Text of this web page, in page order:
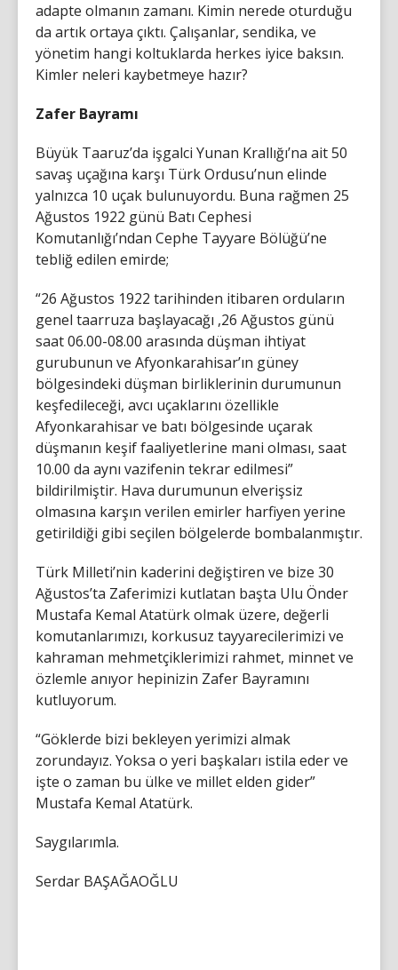
adapte olmanın zamanı. Kimin nerede oturduğu
da artık ortaya çıktı. Çalışanlar, sendika, ve
yönetim hangi koltuklarda herkes iyice baksın.
Kimler neleri kaybetmeye hazır?
Zafer Bayramı
Büyük Taaruz’da işgalci Yunan Krallığı’na ait 50
savaş uçağına karşı Türk Ordusu’nun elinde
yalnızca 10 uçak bulunuyordu. Buna rağmen 25
Ağustos 1922 günü Batı Cephesi
Komutanlığı’ndan Cephe Tayyare Bölüğü’ne
tebliğ edilen emirde;
“26 Ağustos 1922 tarihinden itibaren orduların
genel taarruza başlayacağı ,26 Ağustos günü
saat 06.00-08.00 arasında düşman ihtiyat
gurubunun ve Afyonkarahisar’ın güney
bölgesindeki düşman birliklerinin durumunun
keşfedileceği, avcı uçaklarını özellikle
Afyonkarahisar ve batı bölgesinde uçarak
düşmanın keşif faaliyetlerine mani olması, saat
10.00 da aynı vazifenin tekrar edilmesi”
bildirilmiştir. Hava durumunun elverişsiz
olmasına karşın verilen emirler harfiyen yerine
getirildiği gibi seçilen bölgelerde bombalanmıştır.
Türk Milleti’nin kaderini değiştiren ve bize 30
Ağustos’ta Zaferimizi kutlatan başta Ulu Önder
Mustafa Kemal Atatürk olmak üzere, değerli
komutanlarımızı, korkusuz tayyarecilerimizi ve
kahraman mehmetçiklerimizi rahmet, minnet ve
özlemle anıyor hepinizin Zafer Bayramını
kutluyorum.
“Göklerde bizi bekleyen yerimizi almak
zorundayız. Yoksa o yeri başkaları istila eder ve
işte o zaman bu ülke ve millet elden gider”
Mustafa Kemal Atatürk.
Saygılarımla.
Serdar BAŞAĞAOĞLU